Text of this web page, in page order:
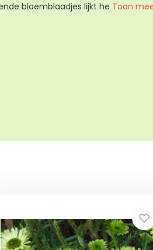
bloemblaadjes lijkt he Toon